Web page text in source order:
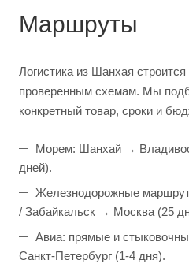
Маршруты
Логистика из Шанхая
проверенным схемам. Мы
конкретный товар, сроки и
Морем: Шанхай →
дней).
Железнодорожные
/ Забайкальск → Москва (25
Авиа: прямые и
Санкт-Петербург (1-4 дня).